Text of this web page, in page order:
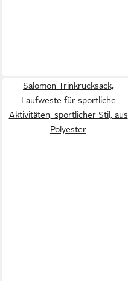
Salomon Trinkrucksack,
Laufweste für sportliche
Aktivitäten, sportlicher Stil, aus
Polyester